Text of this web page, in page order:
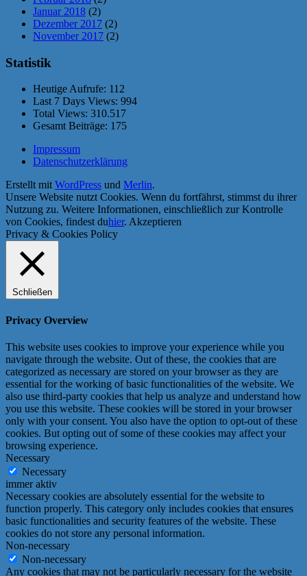
Januar 2018 (2)
Dezember 2017 (2)
November 2017 (2)
Statistik
Heutige Aufrufe: 112
Last 7 Days Views: 994
Total Views: 310.517
Gesamt Beiträge: 175
Impressum
Datenschutzerklärung
Erstellt mitWordPress und Merlin.
Unsere Website nutzt Cookies. Wenn du fortfährst, stimmst du ihrer
Nutzung zu. Weitere Informationen, einschließlich zur Kontrolle
von Cookies, findest duhier. Akzeptieren
Privacy & Cookies Policy
Schließen
Privacy Overview
This website uses cookies to improve your experience while you
navigate through the website. Out of these, the cookies that are
categorized as necessary are stored on your browser as they are
essential for the working of basic functionalities of the website. We
also use third-party cookies that help us analyze and understand how
you use this website. These cookies will be stored in your browser
only with your consent. You also have the option to opt-out of these
cookies. But opting out of some of these cookies may affect your
browsing experience.
Necessary
Necessary
immer aktiv
Necessary cookies are absolutely essential for the website to
function properly. This category only includes cookies that ensures
basic functionalities and security features of the website. These
cookies do not store any personal information.
Non-necessary
Non-necessary
Any cookies that may not be particularly necessary for the website